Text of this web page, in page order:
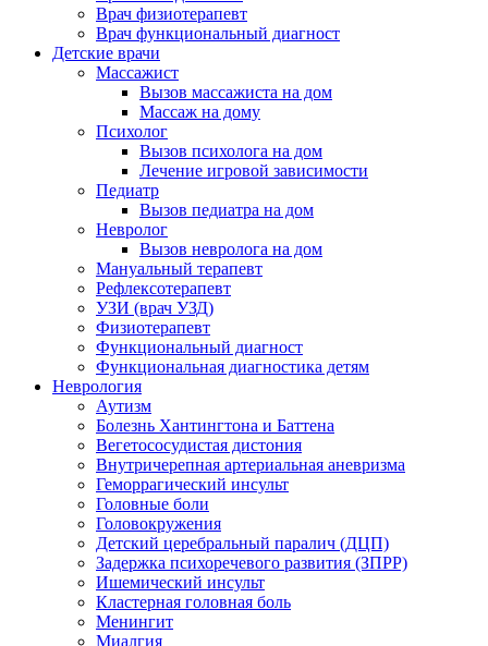
Врач физиотерапевт
Врач функциональный диагност
Детские врачи
Массажист
Вызов массажиста на дом
Массаж на дому
Психолог
Вызов психолога на дом
Лечение игровой зависимости
Педиатр
Вызов педиатра на дом
Невролог
Вызов невролога на дом
Мануальный терапевт
Рефлексотерапевт
УЗИ (врач УЗД)
Физиотерапевт
Функциональный диагност
Функциональная диагностика детям
Неврология
Аутизм
Болезнь Хантингтона и Баттена
Вегетососудистая дистония
Внутричерепная артериальная аневризма
Геморрагический инсульт
Головные боли
Головокружения
Детский церебральный паралич (ДЦП)
Задержка психоречевого развития (ЗПРР)
Ишемический инсульт
Кластерная головная боль
Менингит
Миалгия